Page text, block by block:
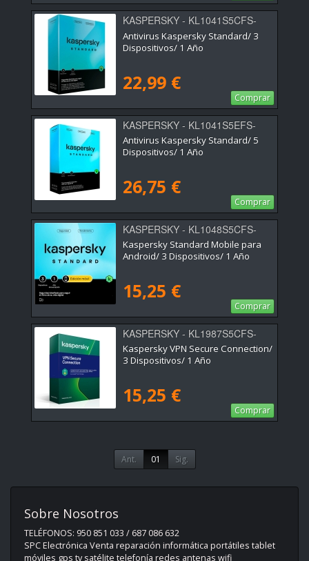
KASPERSKY - KL1041S5CFS-
SSB-ES
Antivirus Kaspersky Standard/ 3
Dispositivos/ 1 Año
22,99 €
Comprar
KASPERSKY - KL1041S5EFS-
SSB-ES
Antivirus Kaspersky Standard/ 5
Dispositivos/ 1 Año
26,75 €
Comprar
KASPERSKY - KL1048S5CFS-
MSBES
Kaspersky Standard Mobile para
Android/ 3 Dispositivos/ 1 Año
15,25 €
Comprar
KASPERSKY - KL1987S5CFS-
MSBES
Kaspersky VPN Secure Connection/
3 Dispositivos/ 1 Año
15,25 €
Comprar
Ant. 01 Sig.
Sobre Nosotros
TELÉFONOS: 950 851 033 / 687 086 632
SPC Electrónica Venta reparación informática portátiles tablet
móviles gps tv satélite telefonía redes antenas wifi